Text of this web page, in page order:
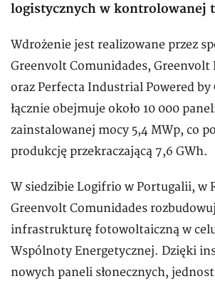
logistycznych w kontrolowanej
Wdrożenie jest realizowane przez
Greenvolt Comunidades, Greenvolt
oraz Perfecta Industrial Powered
łącznie obejmuje około 10 000
zainstalowanej mocy 5,4 MWp, co
produkcję przekraczającą 7,6 GWh.
W siedzibie Logifrio w Portugalii, w
Greenvolt Comunidades
infrastrukturę fotowoltaiczną w
Wspólnoty Energetycznej. Dzięki
nowych paneli słonecznych,